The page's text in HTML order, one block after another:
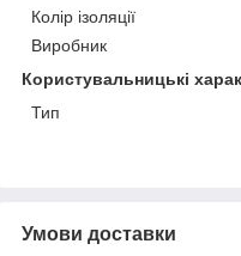
Колір ізоляції
Виробник
Користувальницькі
Тип
Умови доставки